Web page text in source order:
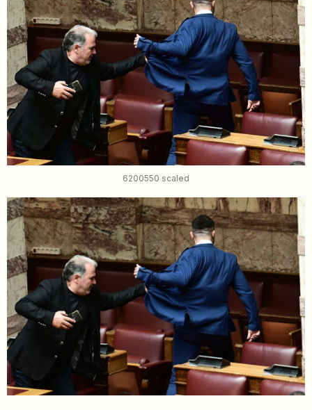
6200550 scaled